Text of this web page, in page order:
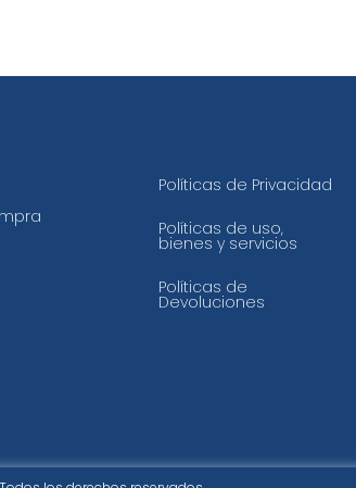
Políticas de Privacidad
Políticas de uso,
bienes y servicios
Políticas de
Devoluciones